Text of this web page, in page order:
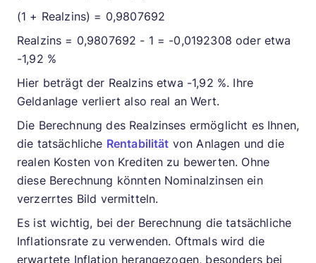
(1 + Realzins) = 0,9807692
Realzins = 0,9807692 - 1 = -0,0192308 oder etwa
-1,92 %
Hier beträgt der Realzins etwa -1,92 %. Ihre
Geldanlage verliert also real an Wert.
Die Berechnung des Realzinses ermöglicht es Ihnen,
die tatsächliche Rentabilität von Anlagen und die
realen Kosten von Krediten zu bewerten. Ohne
diese Berechnung könnten Nominalzinsen ein
verzerrtes Bild vermitteln.
Es ist wichtig, bei der Berechnung die tatsächliche
Inflationsrate zu verwenden. Oftmals wird die
erwartete Inflation herangezogen, besonders bei